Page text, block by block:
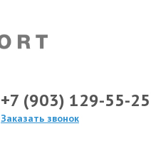
+7 (903) 129-55-25
Заказать звонок